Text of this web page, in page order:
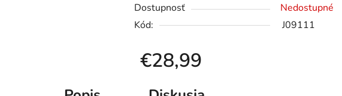
Dostupnosť
Nedostupné
Kód:
J09111
€28,99